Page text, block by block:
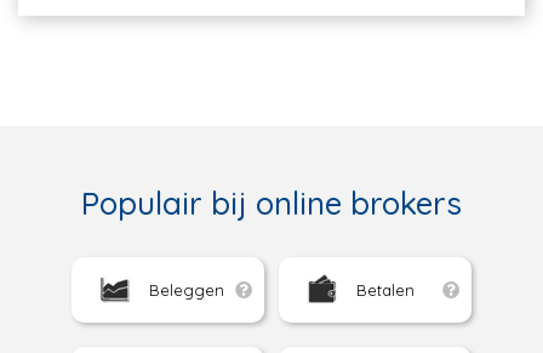
Populair bij online brokers
Beleggen Betalen